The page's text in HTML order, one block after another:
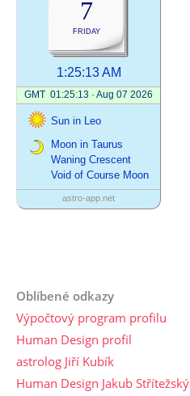
Oblíbené odkazy
Výpočtový program profilu
Human Design profil
astrolog Jiří Kubík
Human Design Jakub Střítežský